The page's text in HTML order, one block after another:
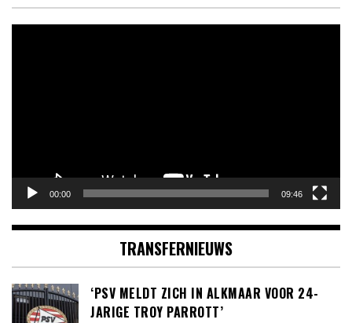
00:00 09:46
TRANSFERNIEUWS
‘PSV MELDT ZICH IN ALKMAAR VOOR 24-
JARIGE TROY PARROTT’